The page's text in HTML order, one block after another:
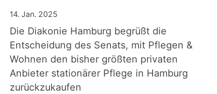
14. Jan. 2025
Die Diakonie Hamburg begrüßt die
Entscheidung des Senats, mit Pflegen &
Wohnen den bisher größten privaten
Anbieter stationärer Pflege in Hamburg
zurückzukaufen